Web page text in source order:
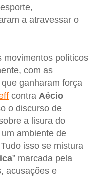
a atravessar o
movimentos políticos
com as
que ganharam força
contra Aécio
o discurso de
a lisura do
ambiente de
isso se mistura
” marcada pela
acusações e